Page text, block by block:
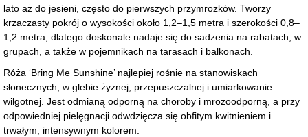
lato aż do jesieni, często do pierwszych przymrozków. Tworzy
krzaczasty pokrój o wysokości około 1,2–1,5 metra i szerokości 0,8–
1,2 metra, dlatego doskonale nadaje się do sadzenia na rabatach, w
grupach, a także w pojemnikach na tarasach i balkonach.
Róża ‘Bring Me Sunshine’ najlepiej rośnie na stanowiskach
słonecznych, w glebie żyznej, przepuszczalnej i umiarkowanie
wilgotnej. Jest odmianą odporną na choroby i mrozoodporną, a przy
odpowiedniej pielęgnacji odwdzięcza się obfitym kwitnieniem i
trwałym, intensywnym kolorem.